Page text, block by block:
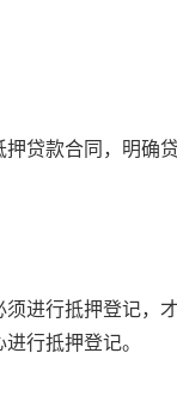
贷款合同，明确
进行抵押登记，
行抵押登记。